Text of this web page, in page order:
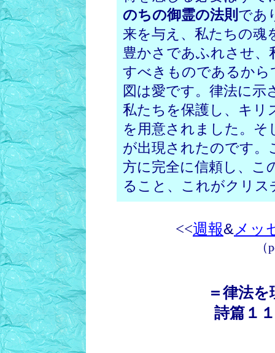
のちの御霊の法則 であ
来を与え、私たちの魂
豊かさであふれさせ
すべきものであるから
図は愛です。律法に示
私たちを保護し、キリ
を用意されました。
が出現されたのです
方に完全に信頼し、こ
ること、これがクリ
<<週報&メッ
（
＝律法
詩篇１